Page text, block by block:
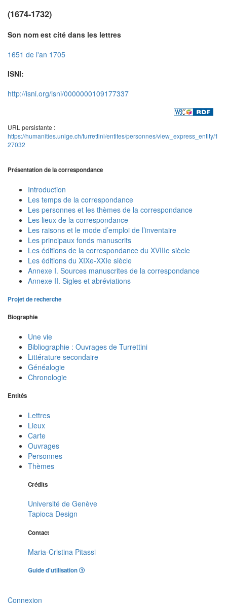
(1674-1732)
Son nom est cité dans les lettres
1651 de l'an 1705
ISNI:
http://isni.org/isni/0000000109177337
URL persistante :
https://humanities.unige.ch/turrettini/entites/personnes/view_express_entity/1
27032
Présentation de la correspondance
Introduction
Les temps de la correspondance
Les personnes et les thèmes de la correspondance
Les lieux de la correspondance
Les raisons et le mode d’emploi de l’inventaire
Les principaux fonds manuscrits
Les éditions de la correspondance du XVIIIe siècle
Les éditions du XIXe-XXIe siècle
Annexe I. Sources manuscrites de la correspondance
Annexe II. Sigles et abréviations
Projet de recherche
Biographie
Une vie
Bibliographie : Ouvrages de Turrettini
Littérature secondaire
Généalogie
Chronologie
Entités
Lettres
Lieux
Carte
Ouvrages
Personnes
Thèmes
Crédits
Université de Genève
Tapioca Design
Contact
Maria-Cristina Pitassi
Guide d'utilisation
Connexion